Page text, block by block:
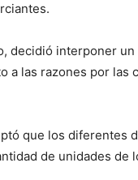
decidió interponer
a las razones por las
que los diferentes
de unidades de